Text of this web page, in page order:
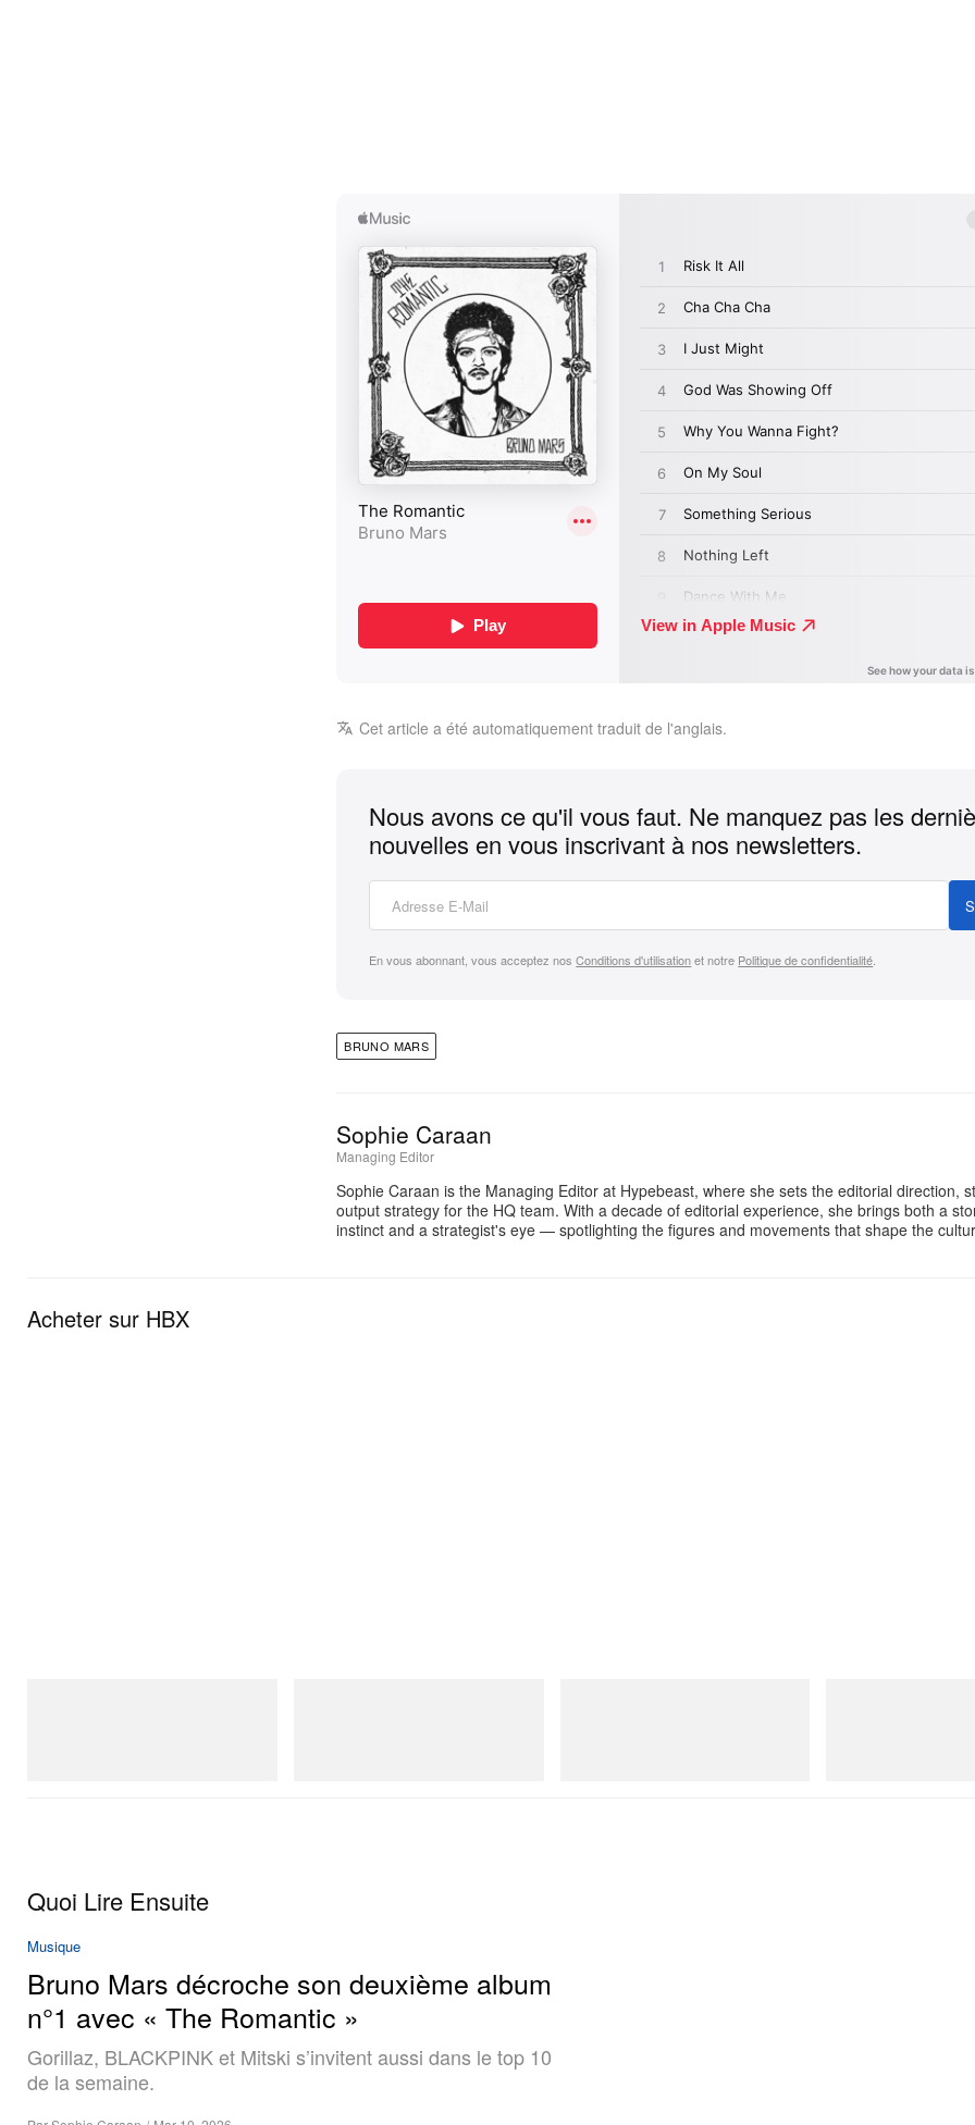
Cet article a été automatiquement traduit de l'anglais.
Nous avons ce qu'il vous faut. Ne manquez pas les
nouvelles en vous inscrivant à nos newsletters.
En vous abonnant, vous acceptez nosConditions d'utilisationet notre Politique de confidentialité
BRUNO MARS
Sophie Caraan
Managing Editor
Sophie Caraan is the Managing Editor at Hypebeast, where she sets the editorial direction,
output strategy for the HQ team. With a decade of editorial experience, she brings both a
instinct and a strategist's eye — spotlighting the figures and movements that shape the
Acheter sur HBX
Quoi Lire Ensuite
Musique
Bruno Mars décroche son deuxième album
n°1 avec « The Romantic »
Gorillaz, BLACKPINK et Mitski s’invitent aussi dans le top 10
de la semaine.